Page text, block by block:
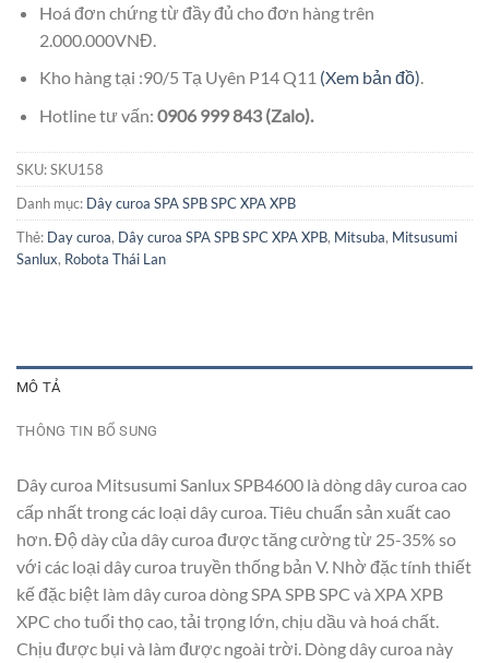
Hoá đơn chứng từ đầy đủ cho đơn hàng trên
2.000.000VNĐ.
Kho hàng tại :90/5 Tạ Uyên P14 Q11 (Xem bản đồ).
Hotline tư vấn: 0906 999 843 (Zalo).
SKU:SKU158
Danh mục: Dây curoa SPA SPB SPC XPA XPB
Thẻ: Day curoa, Dây curoa SPA SPB SPC XPA XPB, Mitsuba, Mitsusumi
Sanlux, Robota Thái Lan
MÔ TẢ
THÔNG TIN BỔ SUNG
Dây curoa Mitsusumi Sanlux SPB4600 là dòng dây curoa cao
cấp nhất trong các loại dây curoa. Tiêu chuẩn sản xuất cao
hơn. Độ dày của dây curoa được tăng cường từ 25-35% so
với các loại dây curoa truyền thống bản V. Nhờ đặc tính thiết
kế đặc biệt làm dây curoa dòng SPA SPB SPC và XPA XPB
XPC cho tuổi thọ cao, tải trọng lớn, chịu dầu và hoá chất.
Chịu được bụi và làm được ngoài trời. Dòng dây curoa này